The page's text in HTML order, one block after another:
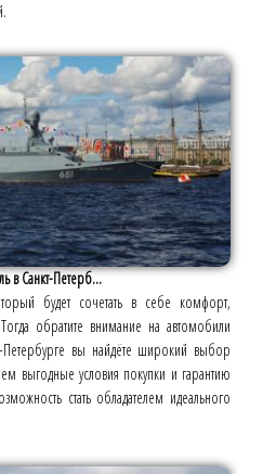
в Санкт-Петерб...
будет сочетать в себе комфорт,
обратите внимание на автомобили
вы найдёте широкий выбор
выгодные условия покупки и гарантию
стать обладателем идеального